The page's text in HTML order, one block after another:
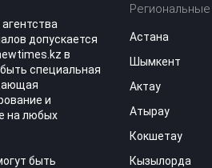
допускается
в
специальная
и
на любых
быть
Астана
Шымкент
Актау
Атырау
Кокшетау
Кызылорда